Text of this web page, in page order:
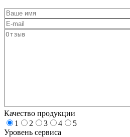
Качество продукции
1
2 3 4
5
Уровень сервиса